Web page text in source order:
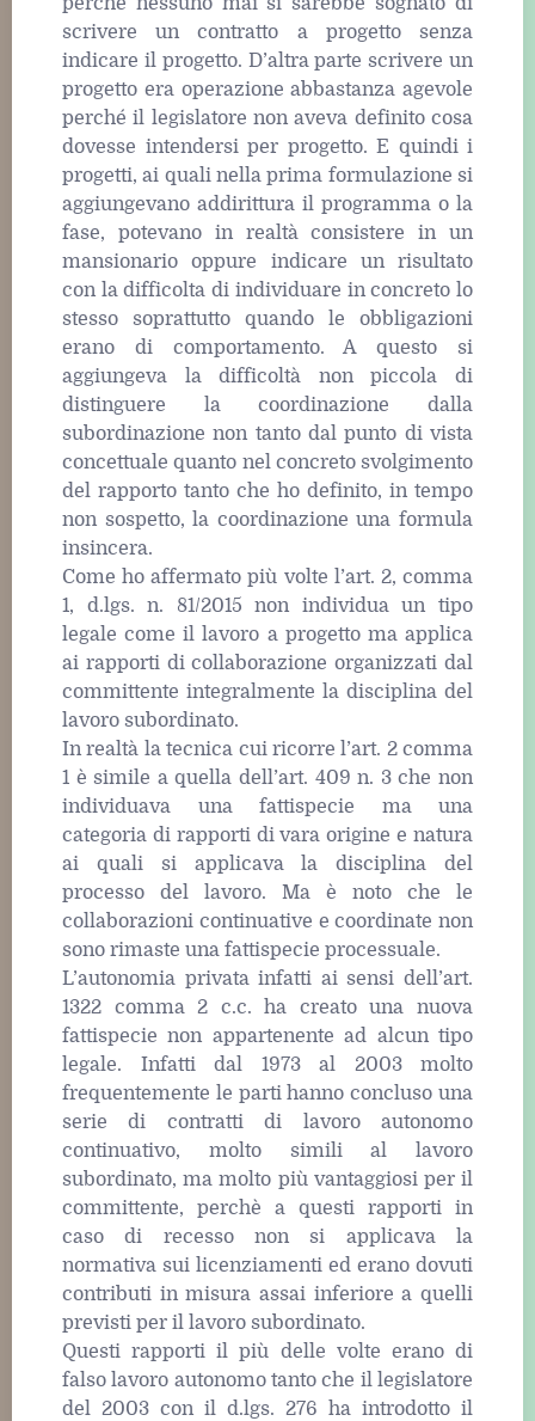
scrivere un contratto a progetto senza
indicare il progetto. D’altra parte scrivere un
progetto era operazione abbastanza agevole
perché il legislatore non aveva definito cosa
dovesse intendersi per progetto. E quindi i
progetti, ai quali nella prima formulazione si
aggiungevano addirittura il programma o la
fase, potevano in realtà consistere in un
mansionario oppure indicare un risultato
con la difficolta di individuare in concreto lo
stesso soprattutto quando le obbligazioni
erano di comportamento. A questo si
aggiungeva la difficoltà non piccola di
distinguere la coordinazione dalla
subordinazione non tanto dal punto di vista
concettuale quanto nel concreto svolgimento
del rapporto tanto che ho definito, in tempo
non sospetto, la coordinazione una formula
insincera.
Come ho affermato più volte l’art. 2, comma
1, d.lgs. n. 81/2015 non individua un tipo
legale come il lavoro a progetto ma applica
ai rapporti di collaborazione organizzati dal
committente integralmente la disciplina del
lavoro subordinato.
In realtà la tecnica cui ricorre l’art. 2 comma
1 è simile a quella dell’art. 409 n. 3 che non
individuava una fattispecie ma una
categoria di rapporti di vara origine e natura
ai quali si applicava la disciplina del
processo del lavoro. Ma è noto che le
collaborazioni continuative e coordinate non
sono rimaste una fattispecie processuale.
L’autonomia privata infatti ai sensi dell’art.
1322 comma 2 c.c. ha creato una nuova
fattispecie non appartenente ad alcun tipo
legale. Infatti dal 1973 al 2003 molto
frequentemente le parti hanno concluso una
serie di contratti di lavoro autonomo
continuativo, molto simili al lavoro
subordinato, ma molto più vantaggiosi per il
committente, perchè a questi rapporti in
caso di recesso non si applicava la
normativa sui licenziamenti ed erano dovuti
contributi in misura assai inferiore a quelli
previsti per il lavoro subordinato.
Questi rapporti il più delle volte erano di
falso lavoro autonomo tanto che il legislatore
del 2003 con il d.lgs. 276 ha introdotto il